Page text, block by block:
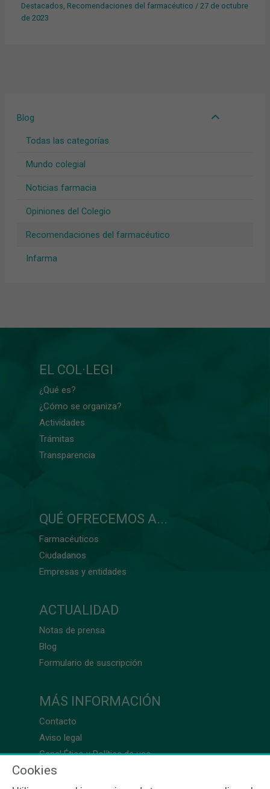
Blog
Todas las categorías
Mundo colegial
Noticias farmacia
Opiniones del Colegio
Recomendaciones del farmacéutico
Infarma
Destacados Recomendaciones del farmacéutico /27 de octubre
de 2023
EL COL·LEGI
¿Qué es?
¿Cómo se organiza?
Actividades
Trámitas
Transparencia
QUÉ OFRECEMOS A...
Farmacéuticos
Ciudadanos
Empresas y entidades
ACTUALIDAD
Notas de prensa
Blog
Formulario de suscripción
MÁS INFORMACIÓN
Contacto
Aviso legal
Canal Ético y Política de uso
Cookies